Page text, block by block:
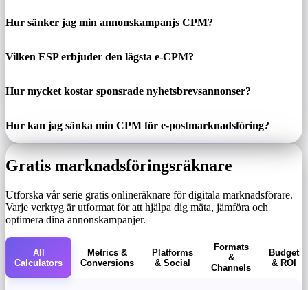
Hur sänker jag min annonskampanjs CPM?
Vilken ESP erbjuder den lägsta e-CPM?
Hur mycket kostar sponsrade nyhetsbrevsannonser?
Hur kan jag sänka min CPM för e-postmarknadsföring?
Gratis marknadsföringsräknare
Utforska vår serie gratis onlineräknare för digitala marknadsförare.
Varje verktyg är utformat för att hjälpa dig mäta, jämföra och
optimera dina annonskampanjer.
All
Calculators
Metrics &
Conversions
Platforms
& Social
Formats
&
Channels
Budget
& ROI